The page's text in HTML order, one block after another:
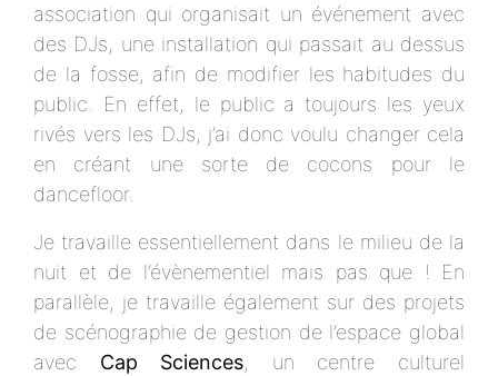
association qui organisait un événement avec
des DJs, une installation qui passait au dessus
de la fosse, afin de modifier les habitudes du
public. En effet, le public a toujours les yeux
rivés vers les DJs, j’ai donc voulu changer cela
en créant une sorte de cocons pour le
dancefloor.
Je travaille essentiellement dans le milieu de la
nuit et de l’évènementiel mais pas que ! En
parallèle, je travaille également sur des projets
de scénographie de gestion de l’espace global
avec Cap Sciences, un centre culturel